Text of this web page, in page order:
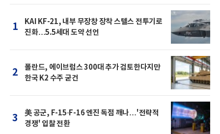
1
KAI KF-21, 내부 무장창 장착 스텔스 전투기로
진화…5.5세대 도약 선언
2
폴란드, 에이브럼스 300대 추가 검토한다지만
한국 K2 수주 굳건
3
美 공군, F-15·F-16 엔진 독점 깨나…'전략적
경쟁' 입찰 전환